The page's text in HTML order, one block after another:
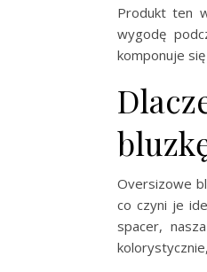
Produkt ten
wygodę
komponuje
Oversizowe
co czyni je
spacer,